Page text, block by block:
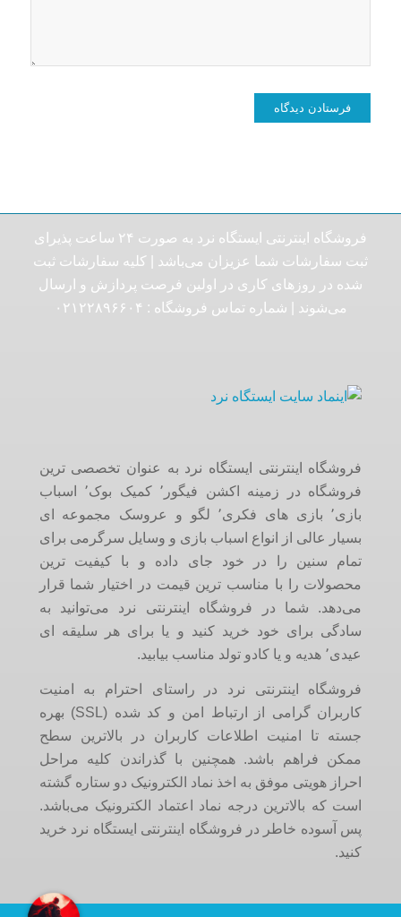
فروشگاه اینترنتی ایستگاه نرد به صورت ۲۴ ساعت پذیرای
ثبت سفارشات شما عزیزان می‌باشد | کلیه سفارشات ثبت
شده در روزهای کاری در اولین فرصت پردازش و ارسال
می‌شوند | شماره تماس فروشگاه :‌ ۰۲۱۲۲۸۹۶۶۰۴
فروشگاه اینترنتی ایستگاه نرد به عنوان تخصصی ترین
فروشگاه در زمینه اکشن فیگور٬ کمیک بوک٬ اسباب
بازی٬ بازی های فکری٬ لگو و عروسک مجموعه ای
بسیار عالی از انواع اسباب بازی و وسایل سرگرمی برای
تمام سنین را در خود جای داده و با کیفیت ترین
محصولات را با مناسب ترین قیمت در اختیار شما قرار
می‌دهد. شما در فروشگاه اینترنتی نرد می‌توانید به
سادگی برای خود خرید کنید و یا برای هر سلیقه ای
عیدی٬ هدیه و یا کادو تولد مناسب بیابید.
فروشگاه اینترنتی نرد در راستای احترام به امنیت
کاربران گرامی از ارتباط امن و کد شده (SSL) بهره
جسته تا امنیت اطلاعات کاربران در بالاترین سطح
ممکن فراهم باشد. همچنین با گذراندن کلیه مراحل
احراز هویتی موفق به اخذ نماد الکترونیک دو ستاره گشته
است که بالاترین درجه نماد اعتماد الکترونیک می‌باشد.
پس آسوده خاطر در فروشگاه اینترنتی ایستگاه نرد خرید
کنید.